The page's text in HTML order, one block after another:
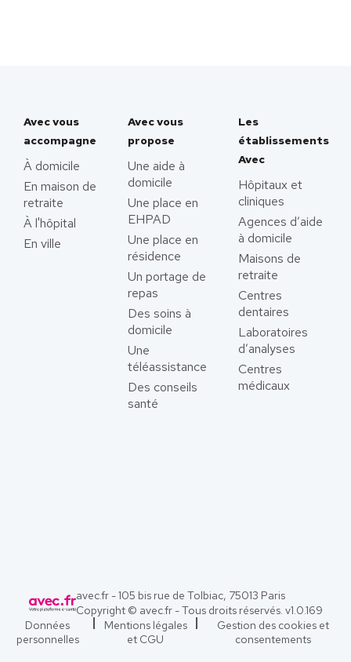
Avec vous
accompagne
À domicile
En maison de
retraite
À l'hôpital
En ville
Avec vous
propose
Une aide à
domicile
Une place en
EHPAD
Une place en
résidence
Un portage de
repas
Des soins à
domicile
Une
téléassistance
Des conseils
santé
Les
établissements
Avec
Hôpitaux et
cliniques
Agences d’aide
à domicile
Maisons de
retraite
Centres
dentaires
Laboratoires
d’analyses
Centres
médicaux
avec.fr - 105 bis rue de Tolbiac, 75013 Paris
Copyright © avec.fr - Tous droits réservés. v1.0.169
Données
personnelles
Mentions légales
et CGU
Gestion des cookies et
consentements